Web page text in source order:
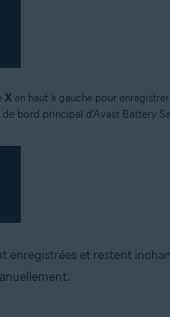
X en haut à gauche pour
de bord principal d'Avast Battery
enregistrées et restent